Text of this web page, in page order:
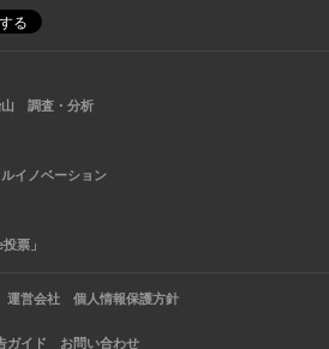
調査・分析
イノベーション
票」
運営会社 個人情報保護方針
ガイド お問い合わせ